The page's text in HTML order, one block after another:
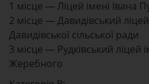
1 місце — Ліцей імені Івана
2 місце — Давидівський
Давидівської сільської ради
3 місце — Рудківський ліцей
Жеребного